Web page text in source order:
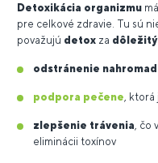
Detoxikácia organizmu
pre celkové zdravie. Tu sú
považujú detox za dôležitý
odstránenie
podpora pečene ,
zlepšenie trávenia ,
eliminácii toxínov